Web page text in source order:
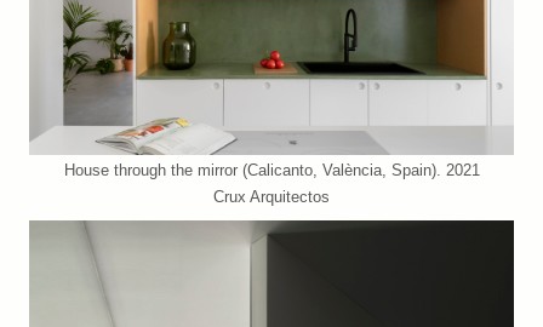
House through the mirror (Calicanto, València, Spain). 2021
Crux Arquitectos